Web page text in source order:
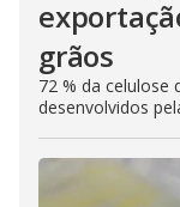
grãos
72 % da celulose
desenvolvidos